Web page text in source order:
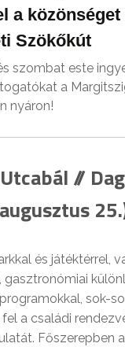
a közönséget
Szökőkút
szombat este
a
nyáron!
//
és játéktérrel,
sok-
a családi
Főszerepben